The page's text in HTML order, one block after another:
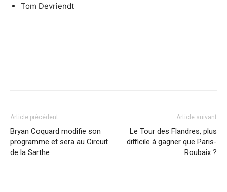
Tom Devriendt
Article précédent
Bryan Coquard modifie son
programme et sera au Circuit
de la Sarthe
Article suivant
Le Tour des Flandres, plus
difficile à gagner que Paris-
Roubaix ?